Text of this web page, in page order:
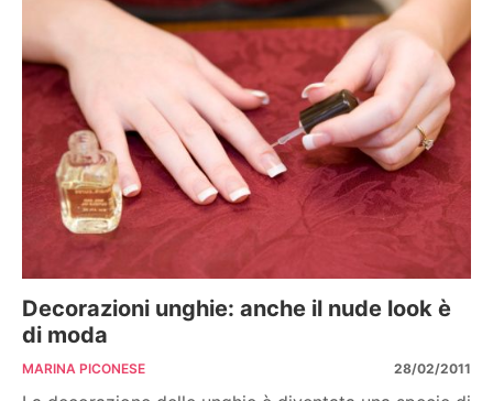
Decorazioni unghie: anche il nude look è
di moda
MARINA PICONESE 28/02/2011